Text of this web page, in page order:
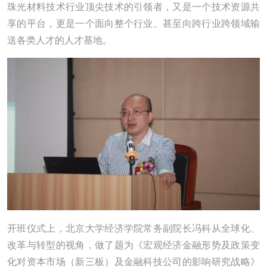
珠光材料技术行业顶尖技术的引领者，又是一个技术资源共
享的平台，更是一个面向整个行业、甚至向跨行业跨领域输
送各类人才的人才基地。
开班仪式上，北京大学经济学院常务副院长冯科从全球化、
改革与转型的视角，做了题为《宏观经济金融形势及政策变
化对资本市场（新三板）及金融科技公司的影响研究战略》